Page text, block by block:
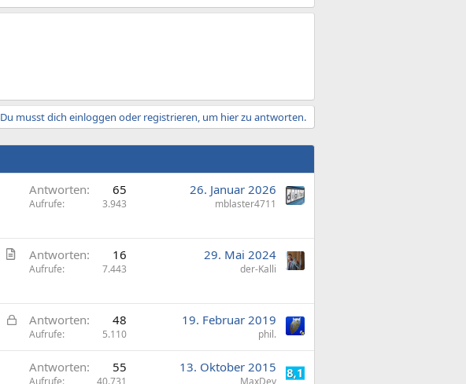
Du musst dich einloggen oder registrieren, um hier zu antworten.
Antworten 65
Aufrufe 3.943
26. Januar 2026
mblaster4711
i
k
l
Antworten 16
Aufrufe 7.443
29. Mai 2024
der-Kalli
G
s
Antworten 48
Aufrufe 5.110
19. Februar 2019
phil.
Antworten 55
Aufrufe 40.731
13. Oktober 2015
MaxDev